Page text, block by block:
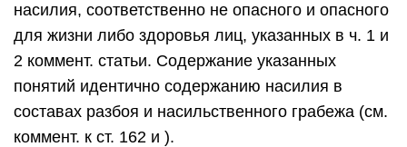
насилия, соответственно не опасного и опасного
для жизни либо здоровья лиц, указанных в ч. 1 и
2 коммент. статьи. Содержание указанных
понятий идентично содержанию насилия в
составах разбоя и насильственного грабежа (см.
коммент. к ст. 162 и ).